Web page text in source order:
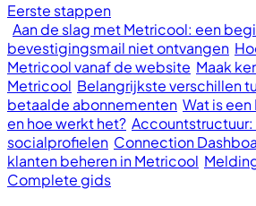
Eerste stappen
Aan de slag met Metricool: een
bevestigingsmail niet ontvangen
Metricool vanaf de website Maak
Metricool Belangrijkste verschillen
betaalde abonnementen Wat is
en hoe werkt het? Accountstructuur:
socialprofielen Connection
klanten beheren in Metricool
Complete gids